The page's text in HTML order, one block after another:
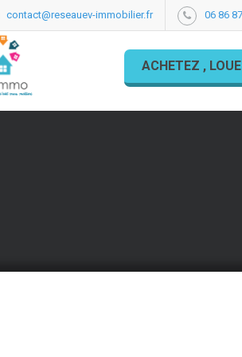
contact@reseauev-immobilier.fr 06 86
ACHETEZ ,